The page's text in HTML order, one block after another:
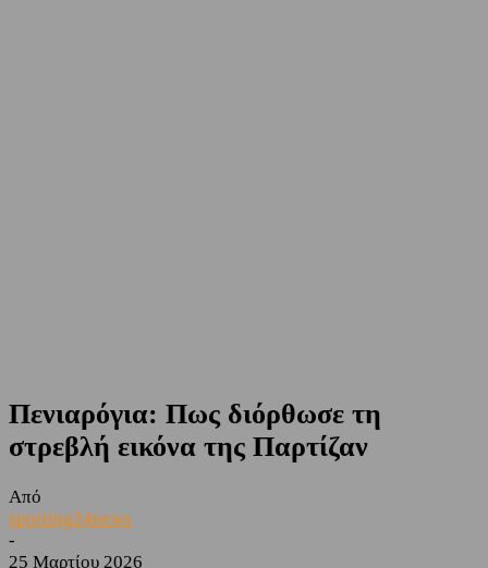
Πενιαρόγια: Πως διόρθωσε τη
στρεβλή εικόνα της Παρτίζαν
Από
sporting24news
-
25 Μαρτίου 2026